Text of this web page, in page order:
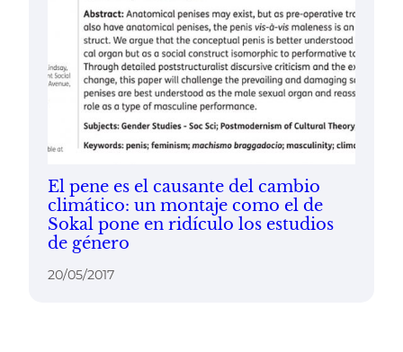
El pene es el causante del cambio
climático: un montaje como el de
Sokal pone en ridículo los estudios
de género
20/05/2017